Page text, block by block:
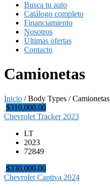
Busca tu auto
Catálogo completo
Financiamiento
Nosotros
Últimas ofertas
Contacto
Camionetas
Inicio / Body Types / Camionetas
$310,000.00
Chevrolet Tracker 2023
LT
2023
72849
$330,000.00
Chevrolet Captiva 2024